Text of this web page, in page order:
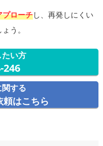
プローチし、再発しにくい
う。
い方
246
する
はこちら